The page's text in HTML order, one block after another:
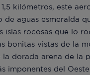
kilómetros, este
aguas esmeralda
islas rocosas que lo
bonitas vistas de la
dorada arena de la
imponentes del